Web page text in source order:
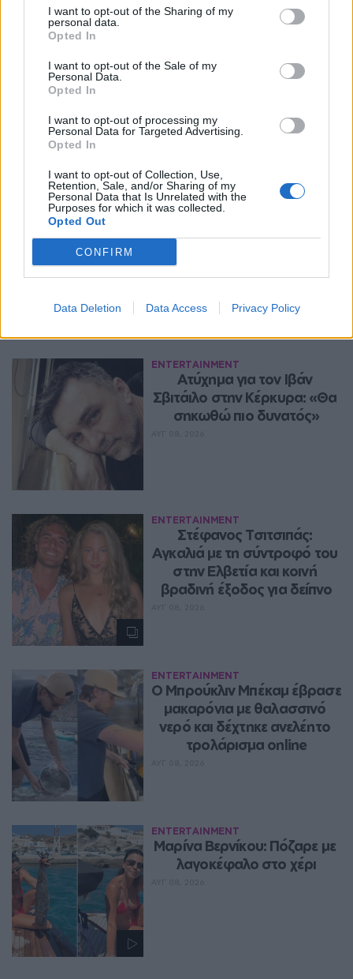
I want to opt-out of the Sharing of my
personal data.
Opted In
I want to opt-out of the Sale of my
Personal Data.
Opted In
I want to opt-out of processing my
Personal Data for Targeted Advertising.
Opted In
I want to opt-out of Collection, Use,
Retention, Sale, and/or Sharing of my
Personal Data that Is Unrelated with the
Purposes for which it was collected.
Opted Out
CONFIRM
Data Deletion Data Access Privacy Policy
Περισσότερα Θέματα
Entertainment
ENTERTAINMENT
Ατύχημα για τον Ιβάν
Σβιτάιλο στην Κέρκυρα: «Θα
σηκωθώ πιο δυνατός»
ENTERTAINMENT
Στέφανος Τσιτσιπάς:
Αγκαλιά με τη σύντροφό του
στην Ελβετία και κοινή
βραδινή έξοδος για δείπνο
ENTERTAINMENT
Ο Μπρούκλιν Μπέκαμ έβρασε
μακαρόνια με θαλασσινό
νερό και δέχτηκε ανελέητο
τρολάρισμα online
ENTERTAINMENT
Μαρίνα Βερνίκου: Πόζαρε με
λαγοκέφαλο στο χέρι